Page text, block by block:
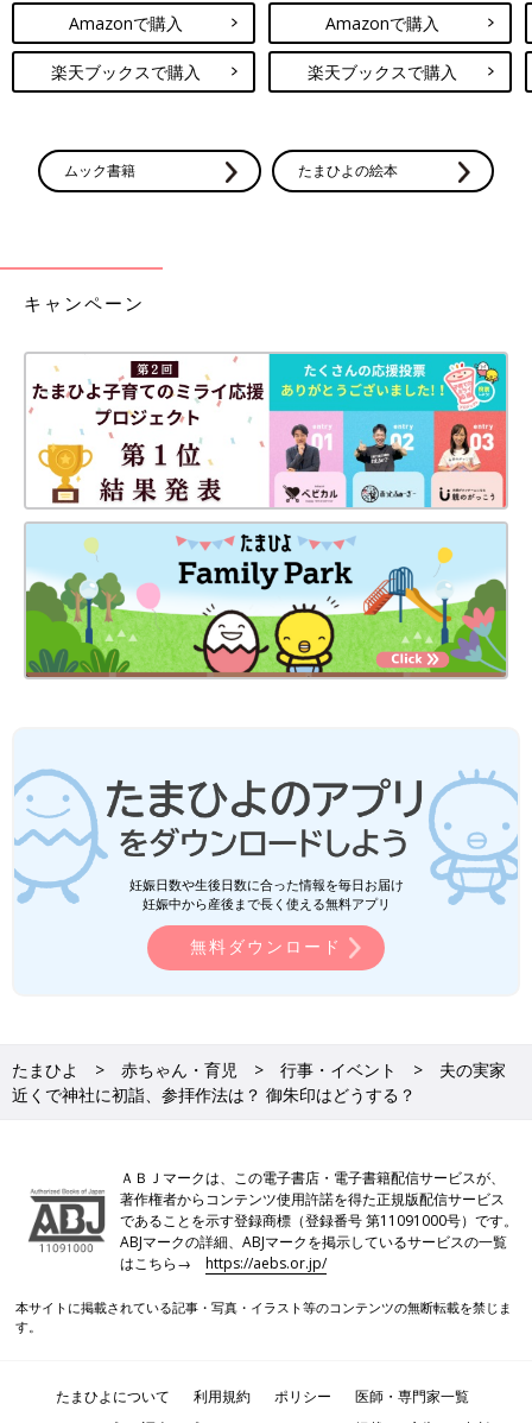
Amazonで購入
楽天ブックスで購入
Amazonで購入
楽天ブックスで購入
ムック書籍 たまひよの絵本
キャンペーン
妊娠日数や生後日数に合った情報を毎日お届け
妊娠中から産後まで長く使える無料アプリ
無料ダウンロード
たまひよ 赤ちゃん・育児 行事・イベント
夫の実家
近くで神社に初詣、参拝作法は？ 御朱印はどうする？
ＡＢＪマークは、この電子書店・電子書籍配信サービスが、
著作権者からコンテンツ使用許諾を得た正規版配信サービス
であることを示す登録商標（登録番号 第11091000号）です。
ABJマークの詳細、ABJマークを掲示しているサービスの一覧
はこちら→https://aebs.or.jp/
本サイトに掲載されている記事・写真・イラスト等のコンテンツの無断転載を禁じま
す。
たまひよについて 利用規約 ポリシー
医師・専門家一覧